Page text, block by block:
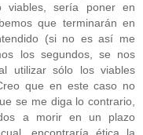
viables, sería poner en
que terminarán en
(si no es así me
los segundos, se nos
utilizar sólo los viables
que en este caso no
se me diga lo contrario,
a morir en un plazo